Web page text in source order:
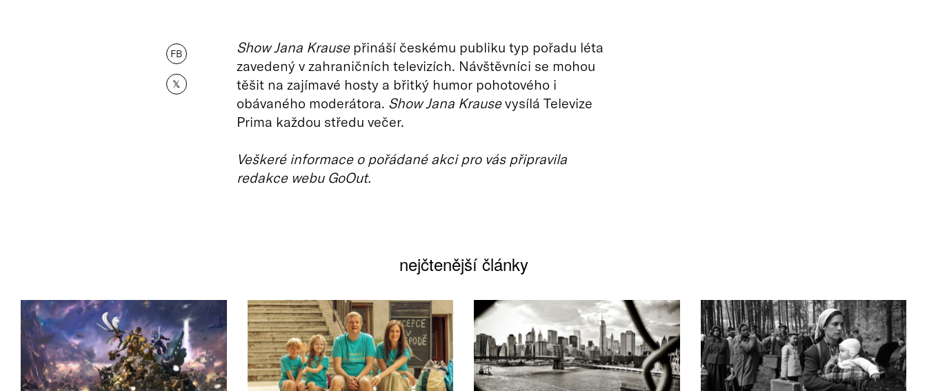
FB
𝕏
Show Jana Krausepřináší českému publiku typ pořadu léta
zavedený v zahraničních televizích. Návštěvníci se mohou
těšit na zajímavé hosty a břitký humor pohotového i
obávaného moderátora. Show Jana Krausevysílá Televize
Prima každou středu večer.
Veškeré informace o pořádané akci pro vás připravila
redakce webu GoOut.
nejčtenější články